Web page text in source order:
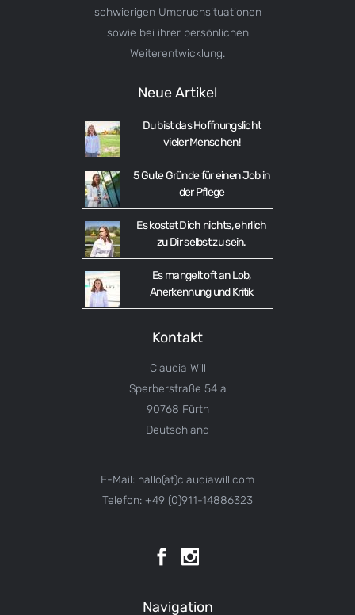
schwierigen Umbruchsituationen
sowie bei ihrer persönlichen
Weiterentwicklung.
Neue Artikel
Du bist das Hoffnungslicht
vieler Menschen!
5 Gute Gründe für einen Job in
der Pflege
Es kostet Dich nichts, ehrlich
zu Dir selbst zu sein.
Es mangelt oft an Lob,
Anerkennung und Kritik
Kontakt
Claudia Will
Sperberstraße 54 a
90768 Fürth
Deutschland
E-Mail: hallo(at)claudiawill.com
Telefon: +49 (0)911-14886323
Navigation